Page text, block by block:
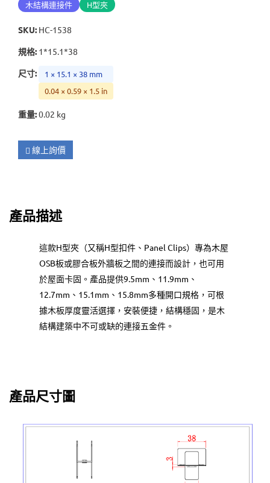
木結構連接件 H型夾
SKU: HC-1538
規格: 1*15.1*38
尺寸:
1 × 15.1 × 38 mm
0.04 × 0.59 × 1.5 in
重量:0.02 kg
線上詢價
產品描述
這款H型夾（又稱H型扣件、Panel Clips）專為木屋
OSB板或膠合板外牆板之間的連接而設計，也可用
於屋面卡固。產品提供9.5mm、11.9mm、
12.7mm、15.1mm、15.8mm多種開口規格，可根
據木板厚度靈活選擇，安裝便捷，結構穩固，是木
結構建築中不可或缺的連接五金件。
產品尺寸圖